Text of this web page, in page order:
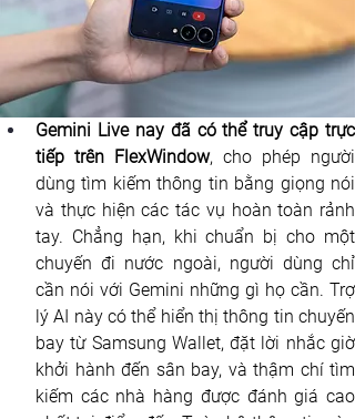
Gemini Live nay đã có thể truy cập trực
tiếp trên FlexWindow, cho phép người
dùng tìm kiếm thông tin bằng giọng nói
và thực hiện các tác vụ hoàn toàn rảnh
tay. Chẳng hạn, khi chuẩn bị cho một
chuyến đi nước ngoài, người dùng chỉ
cần nói với Gemini những gì họ cần. Trợ
lý AI này có thể hiển thị thông tin chuyến
bay từ Samsung Wallet, đặt lời nhắc giờ
khởi hành đến sân bay, và thậm chí tìm
kiếm các nhà hàng được đánh giá cao